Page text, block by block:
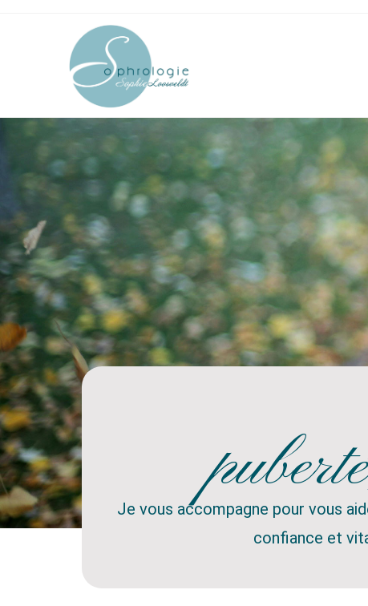
Je vous accompagne pour vous
confiance et